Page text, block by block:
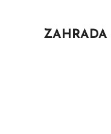
ZAHRADA